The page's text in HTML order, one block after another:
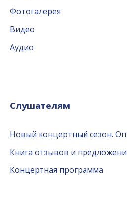
Фотогалерея
Видео
Аудио
Слушателям
Новый концертный сезон.
Книга отзывов и
Концертная программа